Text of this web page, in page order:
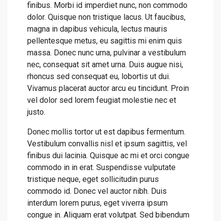
finibus. Morbi id imperdiet nunc, non commodo
dolor. Quisque non tristique lacus. Ut faucibus,
magna in dapibus vehicula, lectus mauris
pellentesque metus, eu sagittis mi enim quis
massa. Donec nunc urna, pulvinar a vestibulum
nec, consequat sit amet urna. Duis augue nisi,
rhoncus sed consequat eu, lobortis ut dui.
Vivamus placerat auctor arcu eu tincidunt. Proin
vel dolor sed lorem feugiat molestie nec et
justo.
Donec mollis tortor ut est dapibus fermentum.
Vestibulum convallis nisl et ipsum sagittis, vel
finibus dui lacinia. Quisque ac mi et orci congue
commodo in in erat. Suspendisse vulputate
tristique neque, eget sollicitudin purus
commodo id. Donec vel auctor nibh. Duis
interdum lorem purus, eget viverra ipsum
congue in. Aliquam erat volutpat. Sed bibendum